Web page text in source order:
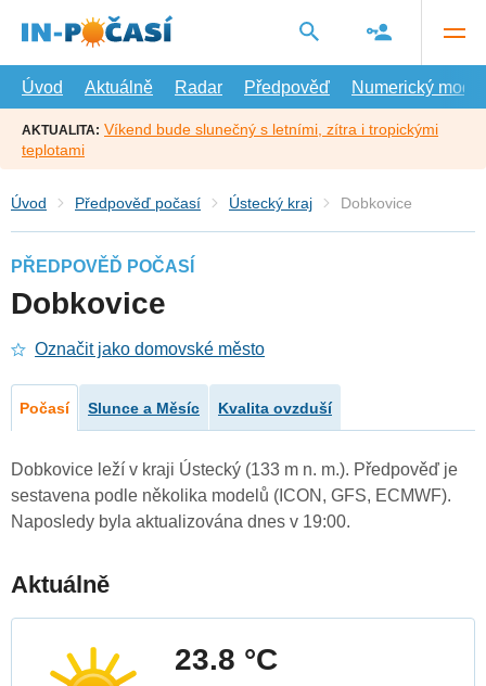
hlavní
Úvod
Aktuálně Radar Předpověď Numerický model
AKTUALITA: Víkend bude slunečný s letními, zítra i tropickými
teplotami
Úvod Předpověď počasí Ústecký kraj Dobkovice
PŘEDPOVĚĎ POČASÍ
Dobkovice
Označit jako domovské město
Počasí Slunce a Měsíc Kvalita ovzduší
Dobkovice leží v kraji Ústecký (133 m n. m.). Předpověď je
sestavena podle několika modelů (ICON, GFS, ECMWF).
Naposledy byla aktualizována dnes v 19:00.
Aktuálně
23.8 °C